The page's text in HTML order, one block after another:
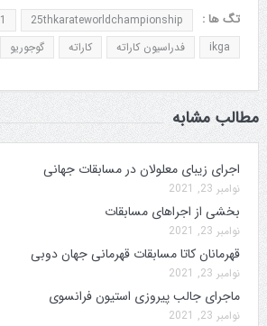
تگ ها : 25thkarateworldchampionship
ikga
فدراسیون کاراته کاراته گوجوریو
مطالب مشابه
اجرای زیبای معلولان در مسابقات جهانی
نوامبر 23, 2021
بخشی از اجراهای مسابقات
نوامبر 23, 2021
قهرمانان کاتا مسابقات قهرمانی جهان دوبی
نوامبر 23, 2021
ماجرای جالب پیروزی استیون فرانسوی
نوامبر 23, 2021